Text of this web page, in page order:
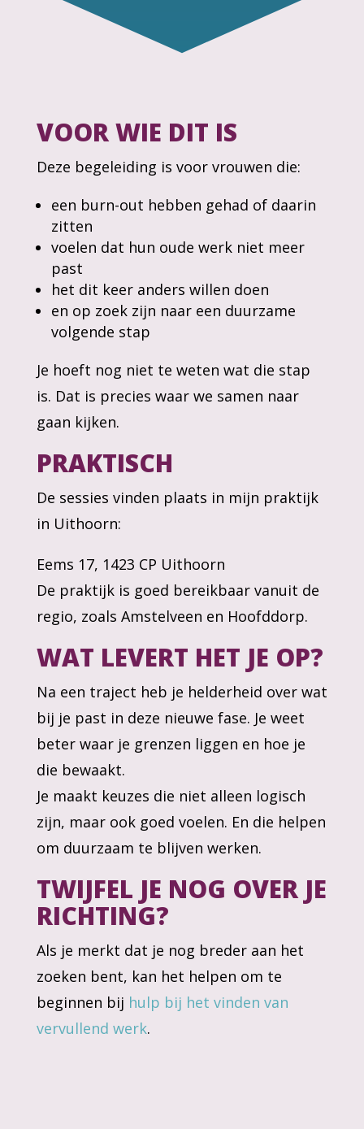
VOOR WIE DIT IS
Deze begeleiding is voor vrouwen die:
een burn-out hebben gehad of daarin
zitten
voelen dat hun oude werk niet meer
past
het dit keer anders willen doen
en op zoek zijn naar een duurzame
volgende stap
Je hoeft nog niet te weten wat die stap
is. Dat is precies waar we samen naar
gaan kijken.
PRAKTISCH
De sessies vinden plaats in mijn praktijk
in Uithoorn:
Eems 17, 1423 CP Uithoorn
De praktijk is goed bereikbaar vanuit de
regio, zoals Amstelveen en Hoofddorp.
WAT LEVERT HET JE OP?
Na een traject heb je helderheid over wat
bij je past in deze nieuwe fase. Je weet
beter waar je grenzen liggen en hoe je
die bewaakt.
Je maakt keuzes die niet alleen logisch
zijn, maar ook goed voelen. En die helpen
om duurzaam te blijven werken.
TWIJFEL JE NOG OVER JE
RICHTING?
Als je merkt dat je nog breder aan het
zoeken bent, kan het helpen om te
beginnen bij hulp bij het vinden van
vervullend werk.